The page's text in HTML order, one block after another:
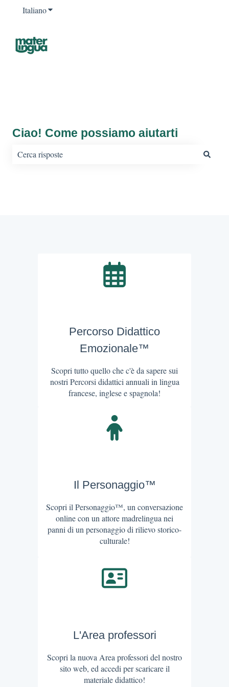
ItalianoMostra sottomenu per le traduzioni
Ciao! Come possiamo aiutarti
Percorso Didattico
Emozionale™
Scopri tutto quello che c'è da sapere sui
nostri Percorsi didattici annuali in lingua
francese, inglese e spagnola!
Il Personaggio™
Scopri il Personaggio™, un conversazione
online con un attore madrelingua nei
panni di un personaggio di rilievo storico-
culturale!
L'Area professori
Scopri la nuova Area professori del nostro
sito web, ed accedi per scaricare il
materiale didattico!